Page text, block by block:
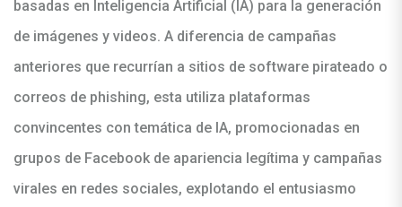
basadas en Inteligencia Artificial (IA) para la generación
de imágenes y videos. A diferencia de campañas
anteriores que recurrían a sitios de software pirateado o
correos de phishing, esta utiliza plataformas
convincentes con temática de IA, promocionadas en
grupos de Facebook de apariencia legítima y campañas
virales en redes sociales, explotando el entusiasmo